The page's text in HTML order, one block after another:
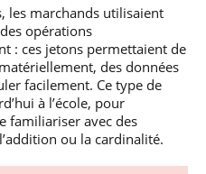
contacts
Événements des
formations de
Mastère Spécialisé
les marchands utilisaient
opérations
: ces jetons permettaient de
des données
facilement. Ce type de
à l’école, pour
familiariser avec des
ou la cardinalité.